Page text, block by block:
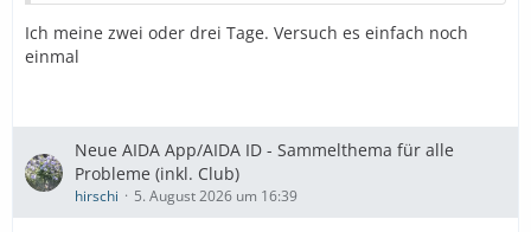
Ich meine zwei oder drei Tage. Versuch es einfach noch
einmal
Neue AIDA App/AIDA ID - Sammelthema für alle
Probleme (inkl. Club)
hirschi 5. August 2026 um 16:39